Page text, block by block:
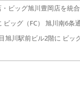
ビッグ旭川豊岡店を統
グ（FC） 旭川南6条
旭川駅前ビル2階に ビッ